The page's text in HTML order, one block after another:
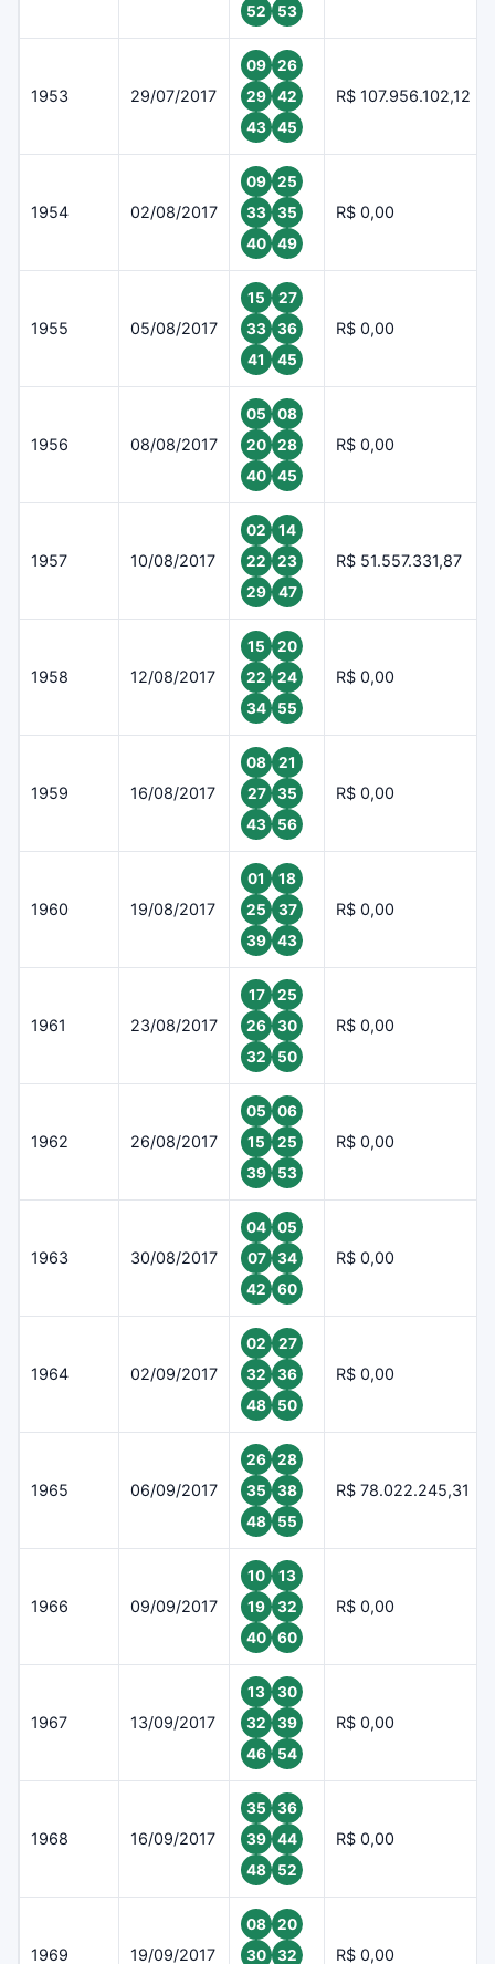
52
53
1953 29/07/2017
09
26
29
42
43
45
R$ 107.956.102,12
1954 02/08/2017
09
25
33
35
40
49
R$ 0,00
1955 05/08/2017
15
27
33
36
41
45
R$ 0,00
1956 08/08/2017
05
08
20
28
40
45
R$ 0,00
1957 10/08/2017
02
14
22
23
29
47
R$ 51.557.331,87
1958 12/08/2017
15
20
22
24
34
55
R$ 0,00
1959 16/08/2017
08
21
27
35
43
56
R$ 0,00
1960 19/08/2017
01
18
25
37
39
43
R$ 0,00
1961 23/08/2017
17
25
26
30
32
50
R$ 0,00
1962 26/08/2017
05
06
15
25
39
53
R$ 0,00
1963 30/08/2017
04
05
07
34
42
60
R$ 0,00
1964 02/09/2017
02
27
32
36
48
50
R$ 0,00
1965 06/09/2017
26
28
35
38
48
55
R$ 78.022.245,31
1966 09/09/2017
10
13
19
32
40
60
R$ 0,00
1967 13/09/2017
13
30
32
39
46
54
R$ 0,00
1968 16/09/2017
35
36
39
44
48
52
R$ 0,00
1969 19/09/2017
08
20
30
32 R$ 0,00